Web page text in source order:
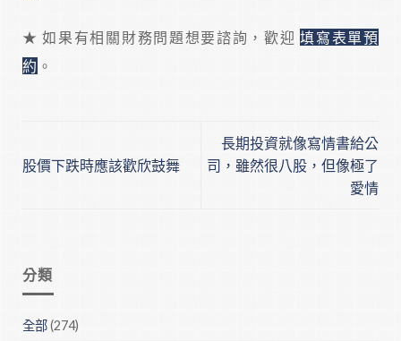
★ 如果有相關財務問題想要諮詢，歡迎填寫表單預
約 。
股價下跌時應該歡欣鼓舞
長期投資就像寫情書給公
司，雖然很八股，但像極了
愛情
分類
全部(274)